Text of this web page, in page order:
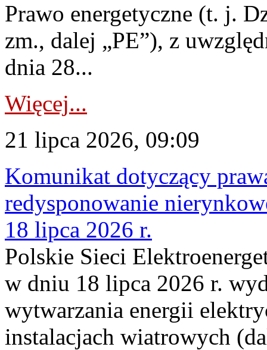
Prawo energetyczne (t. j.
zm., dalej „PE”), z
dnia 28...
Więcej...
21 lipca 2026, 09:09
Komunikat dotyczący
redysponowanie
18 lipca 2026 r.
Polskie Sieci
w dniu 18 lipca 2026 r.
wytwarzania energii
instalacjach wiatrowych